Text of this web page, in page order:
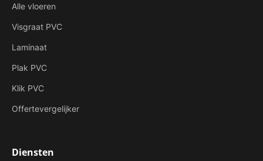
Alle vloeren
Visgraat PVC
Laminaat
Plak PVC
Klik PVC
Offertevergelijker
Diensten